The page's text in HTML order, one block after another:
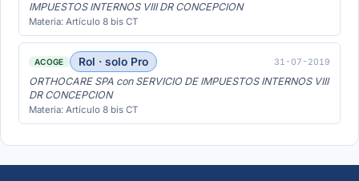
IMPUESTOS INTERNOS VIII DR CONCEPCION
Materia: Artículo 8 bis CT
ACOGE Rol · solo Pro 31-07-2019
ORTHOCARE SPA con SERVICIO DE IMPUESTOS INTERNOS VIII
DR CONCEPCION
Materia: Artículo 8 bis CT